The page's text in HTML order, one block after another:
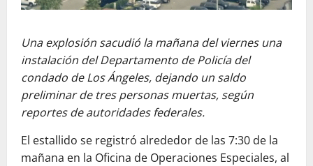
Una explosión sacudió la mañana del viernes una
instalación del Departamento de Policía del
condado de Los Ángeles, dejando un saldo
preliminar de tres personas muertas, según
reportes de autoridades federales.
El estallido se registró alrededor de las 7:30 de la
mañana en la Oficina de Operaciones Especiales, al